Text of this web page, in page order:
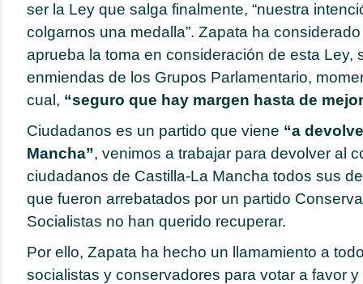
ser la Ley que salga finalmente, “nuestra
colgarnos una medalla”. Zapata ha
aprueba la toma en consideración de esta Ley,
enmiendas de los Grupos Parlamentario,
cual, “seguro que hay margen hasta de
Ciudadanos es un partido que viene “a
Mancha”, venimos a trabajar para devolver al
ciudadanos de Castilla-La Mancha todos sus
que fueron arrebatados por un partido
Socialistas no han querido recuperar.
Por ello, Zapata ha hecho un llamamiento a
socialistas y conservadores para votar a favor